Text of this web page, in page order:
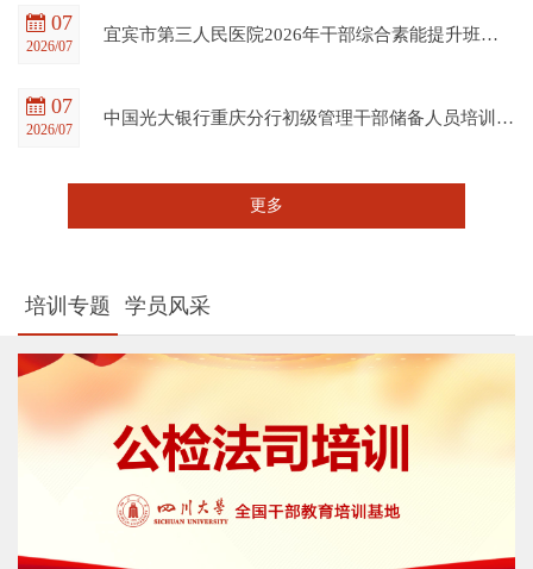
07
2026/07
宜宾市第三人民医院2026年干部综合素能提升班在四川大学全国干部教育培训基地顺利开班
07
2026/07
中国光大银行重庆分行初级管理干部储备人员培训班在四川大学全国干部教育培训基地顺利开班
更多
培训专题 学员风采